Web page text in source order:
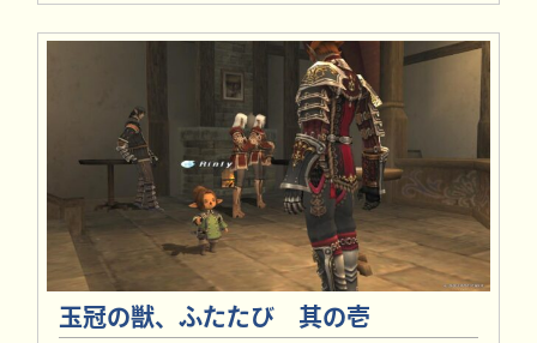
玉冠の獣、ふたたび 其の壱